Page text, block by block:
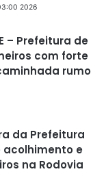
2026
– Prefeitura de
com forte
rumo
da Prefeitura
acolhimento e
na Rodovia